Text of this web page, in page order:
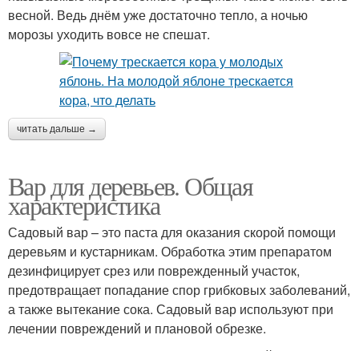
весной. Ведь днём уже достаточно тепло, а ночью
морозы уходить вовсе не спешат.
читать дальше →
Вар для деревьев. Общая
характеристика
Садовый вар – это паста для оказания скорой помощи
деревьям и кустарникам. Обработка этим препаратом
дезинфицирует срез или поврежденный участок,
предотвращает попадание спор грибковых заболеваний,
а также вытекание сока. Садовый вар используют при
лечении повреждений и плановой обрезке.